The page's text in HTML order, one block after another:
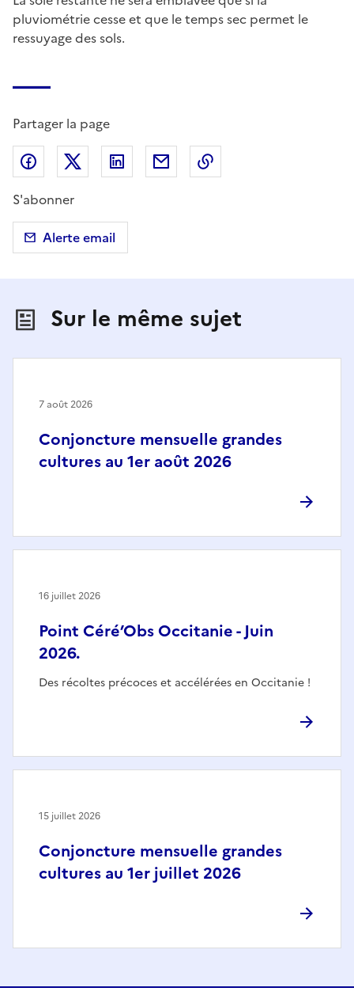
pluviométrie cesse et que le temps sec permet le
ressuyage des sols.
Partager la page
Partager sur Facebook
Partager sur X (anciennement Twitter)
Partager sur LinkedIn
Partager par email
S'abonner
Alerte email
Sur le même sujet
Conjoncture mensuelle grandes
cultures au 1er août 2026
7 août 2026
Point Céré’Obs Occitanie - Juin
2026.
Des récoltes précoces et accélérées en Occitanie !
16 juillet 2026
Conjoncture mensuelle grandes
cultures au 1er juillet 2026
15 juillet 2026